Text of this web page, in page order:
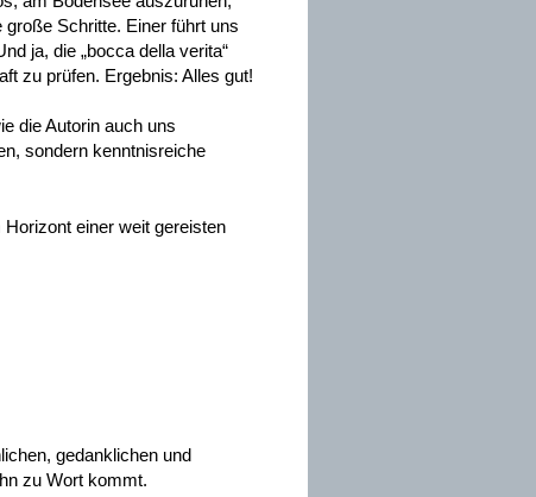
Schritte. Einer führt uns
ja, die „bocca della verita“
zu prüfen. Ergebnis: Alles gut!
die Autorin auch uns
sondern kenntnisreiche
einer weit gereisten
gedanklichen und
zu Wort kommt.